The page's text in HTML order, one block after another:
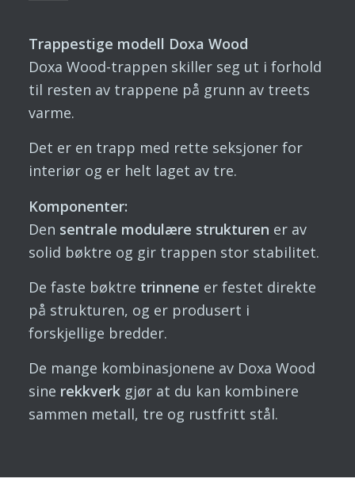
Trappestige modell Doxa Wood
Doxa Wood-trappen skiller seg ut i forhold
til resten av trappene på grunn av treets
varme.
Det er en trapp med rette seksjoner for
interiør og er helt laget av tre.
Komponenter:
Den sentrale modulære strukturen er av
solid bøktre og gir trappen stor stabilitet.
De faste bøktre trinnene er festet direkte
på strukturen, og er produsert i
forskjellige bredder.
De mange kombinasjonene av Doxa Wood
sine rekkverkgjør at du kan kombinere
sammen metall, tre og rustfritt stål.